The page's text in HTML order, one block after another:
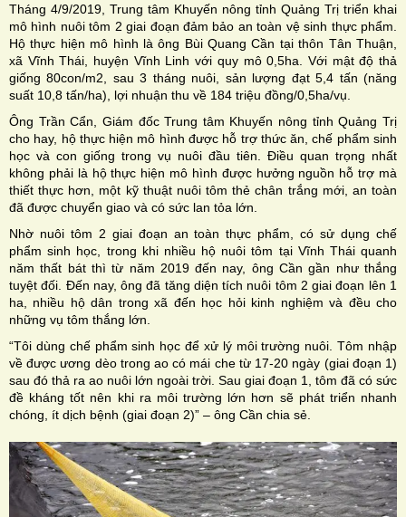
Tháng 4/9/2019, Trung tâm Khuyến nông tỉnh Quảng Trị triển khai
mô hình nuôi tôm 2 giai đoạn đảm bảo an toàn vệ sinh thực phẩm.
Hộ thực hiện mô hình là ông Bùi Quang Cần tại thôn Tân Thuận,
xã Vĩnh Thái, huyện Vĩnh Linh với quy mô 0,5ha. Với mật độ thả
giống 80con/m2, sau 3 tháng nuôi, sản lượng đạt 5,4 tấn (năng
suất 10,8 tấn/ha), lợi nhuận thu về 184 triệu đồng/0,5ha/vụ.
Ông Trần Cẩn, Giám đốc Trung tâm Khuyến nông tỉnh Quảng Trị
cho hay, hộ thực hiện mô hình được hỗ trợ thức ăn, chế phẩm sinh
học và con giống trong vụ nuôi đầu tiên. Điều quan trọng nhất
không phải là hộ thực hiện mô hình được hưởng nguồn hỗ trợ mà
thiết thực hơn, một kỹ thuật nuôi tôm thẻ chân trắng mới, an toàn
đã được chuyển giao và có sức lan tỏa lớn.
Nhờ nuôi tôm 2 giai đoạn an toàn thực phẩm, có sử dụng chế
phẩm sinh học, trong khi nhiều hộ nuôi tôm tại Vĩnh Thái quanh
năm thất bát thì từ năm 2019 đến nay, ông Cần gần như thắng
tuyệt đối. Đến nay, ông đã tăng diện tích nuôi tôm 2 giai đoạn lên 1
ha, nhiều hộ dân trong xã đến học hỏi kinh nghiệm và đều cho
những vụ tôm thắng lớn.
“Tôi dùng chế phẩm sinh học để xử lý môi trường nuôi. Tôm nhập
về được ương dèo trong ao có mái che từ 17-20 ngày (giai đoạn 1)
sau đó thả ra ao nuôi lớn ngoài trời. Sau giai đoạn 1, tôm đã có sức
đề kháng tốt nên khi ra môi trường lớn hơn sẽ phát triển nhanh
chóng, ít dịch bệnh (giai đoạn 2)” – ông Cần chia sẻ.